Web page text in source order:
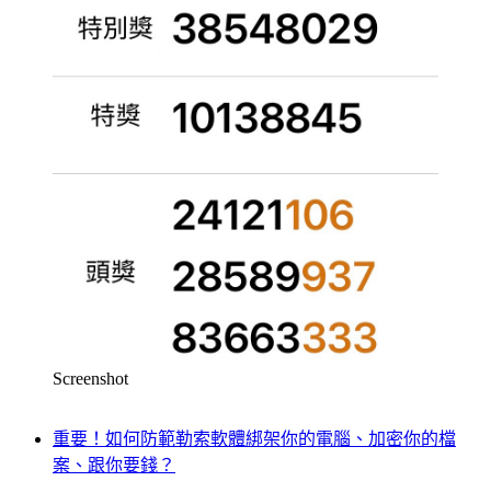
Screenshot
重要！如何防範勒索軟體綁架你的電腦、加密你的檔
案、跟你要錢？